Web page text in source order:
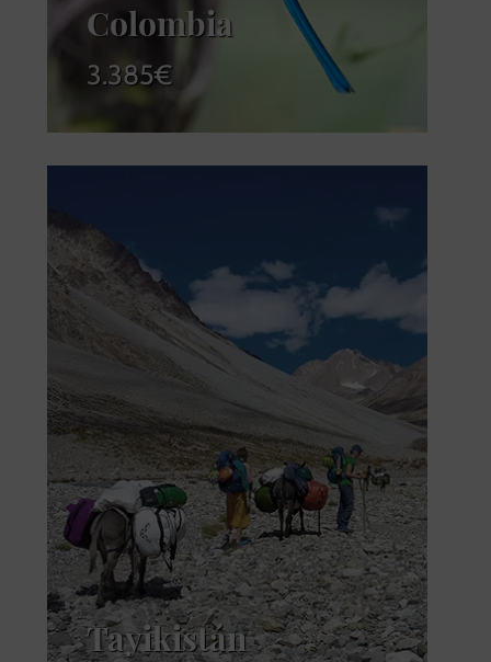
Colombia
3.385€
Tayikistán